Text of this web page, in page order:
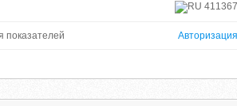
411367
показателей Авторизация